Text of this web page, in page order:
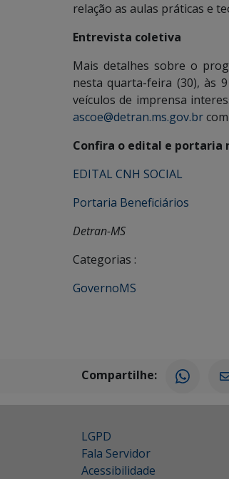
relação as aulas práticas e
Entrevista coletiva
Mais detalhes sobre o
nesta quarta-feira (30), às
veículos de imprensa
ascoe@detran.ms.gov.br
Confira o edital e portaria
EDITAL CNH SOCIAL
Portaria Beneficiários
Detran-MS
Categorias :
GovernoMS
Compartilhe:
LGPD
Fala Servidor
Acessibilidade